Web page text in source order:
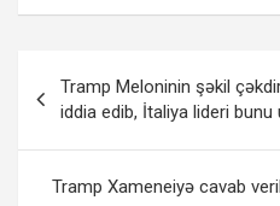
naviqasiyası
Tramp Meloninin şəkil
iddia edib, İtaliya lideri bunu
Tramp Xameneiyə cavab